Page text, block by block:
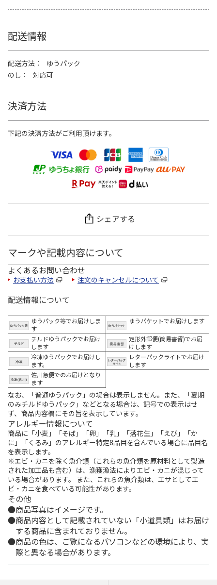
配送情報
配送方法
ゆうパック
のし
対応可
決済方法
下記の決済方法がご利用頂けます。
シェアする
マークや記載内容について
よくあるお問い合わせ
お支払い方法 注文のキャンセルについて
配送情報について
ゆうパック等でお届けしま
す
ゆうパケットでお届けします
チルドゆうパックでお届け
します
定形外郵便(簡易書留)でお届
けします
冷凍ゆうパックでお届けし
ます。
レターパックライトでお届け
します
佐川急便でのお届けとなり
ます
なお、「普通ゆうパック」の場合は表示しません。また、「夏期
のみチルドゆうパック」などとなる場合は、記号での表示はせ
ず、商品内容欄にその旨を表示しています。
アレルギー情報について
商品に「小麦」「そば」「卵」「乳」「落花生」「えび」「か
に」「くるみ」のアレルギー特定8品目を含んでいる場合に品目名
を表示します。
※エビ・カニを除く魚介類（これらの魚介類を原材料として製造
された加工品も含む）は、漁獲漁法によりエビ・カニが混じって
いる場合があります。 また、これらの魚介類は、エサとしてエ
ビ・カニを食べている可能性があります。
その他
商品写真はイメージです。
商品内容として記載されていない「小道具類」はお届け
する商品に含まれておりません。
商品の色は、ご覧になるパソコンなどの環境により、実
際と異なる場合があります。